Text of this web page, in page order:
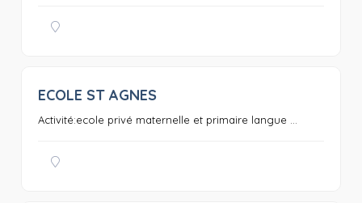
ECOLE ST AGNES
Activité:ecole privé maternelle et primaire langue ...